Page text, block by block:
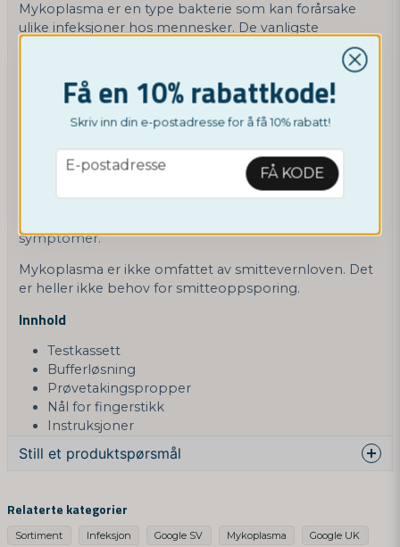
Mykoplasma er en type bakterie som kan forårsake
ulike infeksjoner hos mennesker. De vanligste
(mykoplasmapneumoni) og urogenitale infeksjoner,
som urinveisinfeksjoner og kjønnsinfeksjoner.
Hvis du har mykoplasma
brukes antibiotika. Det er også mulig å være bærer av
mykoplasma uten symptomer, og i slike tilfeller er ikke
alltid behandling nødvendig. Diskuter med en lege hvis
symptomer.
Mykoplasma er ikke omfattet av smittevernloven. Det
er heller ikke behov for smitteoppsporing.
Innhold
Testkassett
Bufferløsning
Prøvetakingspropper
Nål for fingerstikk
Instruksjoner
Still et produktspørsmål
Relaterte kategorier
Sortiment Infeksjon Google SV Mykoplasma Google UK
Få en 10% rabattkode!
Skriv inn din e-postadresse for å få 10% rabatt!
email
E-postadresse FÅ KODE